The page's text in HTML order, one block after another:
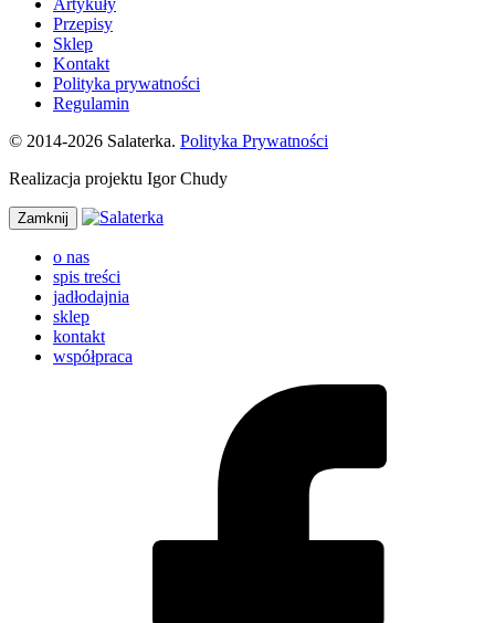
Artykuły
Przepisy
Sklep
Kontakt
Polityka prywatności
Regulamin
© 2014-2026 Salaterka. Polityka Prywatności
Realizacja projektu Igor Chudy
Zamknij
o nas
spis treści
jadłodajnia
sklep
kontakt
współpraca